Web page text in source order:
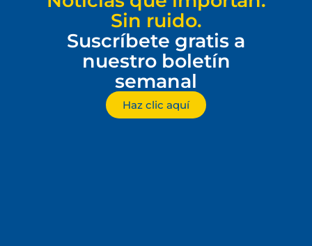
Sin ruido.
Suscríbete gratis a
nuestro boletín
semanal
Haz clic aquí